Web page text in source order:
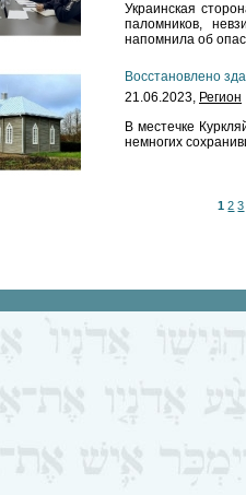
Украинская
паломников,
напомнила об
Восстановлено
21.06.2023, Регион
В местечке
немногих
1 2 3